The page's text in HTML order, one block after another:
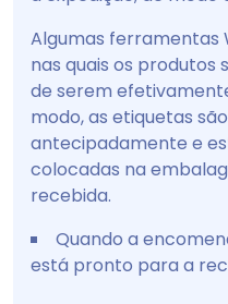
Algumas ferramentas
nas quais os
de serem
modo, as etiquetas
antecipadamente e
colocadas na
recebida.
Quando a
está pronto para a